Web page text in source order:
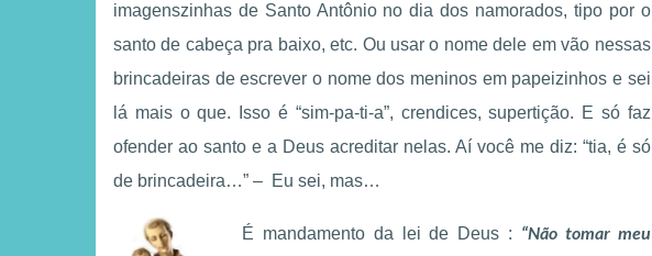
imagenszinhas de Santo Antônio no dia dos namorados, tipo por o
santo de cabeça pra baixo, etc. Ou usar o nome dele em vão nessas
brincadeiras de escrever o nome dos meninos em papeizinhos e sei
lá mais o que. Isso é “sim-pa-ti-a”, crendices, supertição. E só faz
ofender ao santo e a Deus acreditar nelas. Aí você me diz: “tia, é só
de brincadeira…” – Eu sei, mas…
É mandamento da lei de Deus : “Não tomar meu